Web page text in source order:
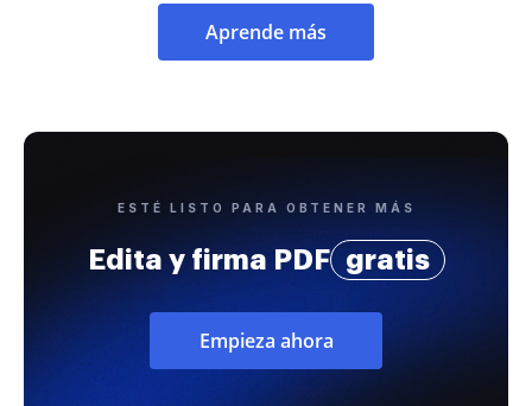
Aprende más
ESTÉ LISTO PARA OBTENER MÁS
Edita y firma PDF gratis
Empieza ahora